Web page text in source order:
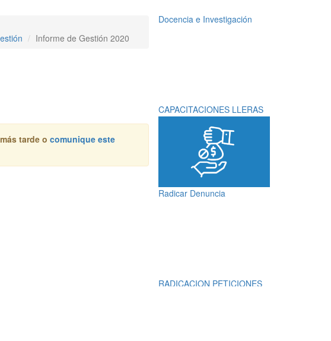
Informe de Gestión 2020
tarde o comunique este
Docencia e Investigación
CAPACITACIONES LLERAS
Radicar Denuncia
RADICACION PETICIONES